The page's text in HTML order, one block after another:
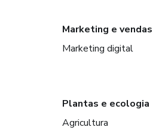
Marketing e vendas
Marketing digital
Plantas e ecologia
Agricultura